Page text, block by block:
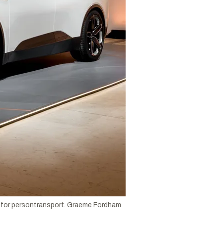
for persontransport. Graeme Fordham